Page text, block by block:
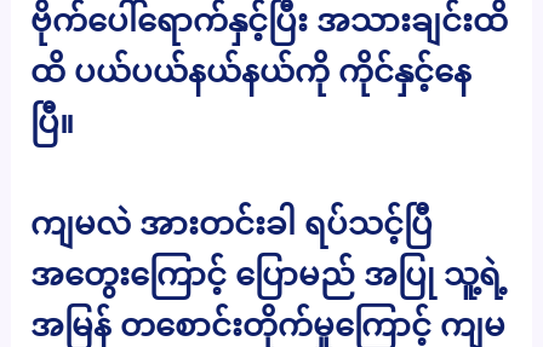
ဗိုက်ပေါ်ရောက်နှင့်ပြီး အသားချင်းထိ
ထိ ပယ်ပယ်နယ်နယ်ကို ကိုင်နှင့်နေ
ပြီ။
ကျမလဲ အားတင်းခါ ရပ်သင့်ပြီ
အတွေးကြောင့် ပြောမည် အပြု သူ့ရဲ့
အမြန် တစောင်းတိုက်မှုကြောင့် ကျမ